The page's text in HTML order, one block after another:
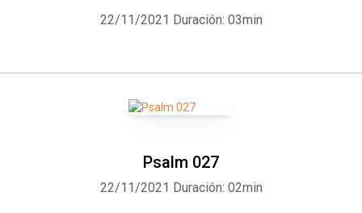
22/11/2021 Duración: 03min
Psalm 027
22/11/2021 Duración: 02min